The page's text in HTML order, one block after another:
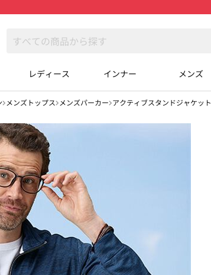
レディース インナー メンズ
メンズトップス メンズパーカー アクティブスタンドジャケット